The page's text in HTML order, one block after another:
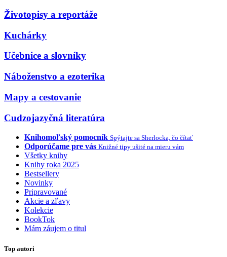
Životopisy a reportáže
Kuchárky
Učebnice a slovníky
Náboženstvo a ezoterika
Mapy a cestovanie
Cudzojazyčná literatúra
Knihomoľský pomocník Spýtajte sa Sherlocka, čo čítať
Odporúčame pre vás Knižné tipy ušité na mieru vám
Všetky knihy
Knihy roka 2025
Bestsellery
Novinky
Pripravované
Akcie a zľavy
Kolekcie
BookTok
Mám záujem o titul
Top autori